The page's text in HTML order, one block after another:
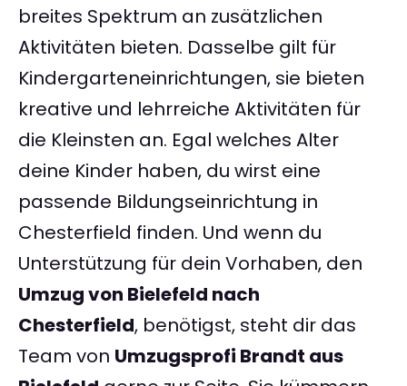
breites Spektrum an zusätzlichen
Aktivitäten bieten. Dasselbe gilt für
Kindergarteneinrichtungen, sie bieten
kreative und lehrreiche Aktivitäten für
die Kleinsten an. Egal welches Alter
deine Kinder haben, du wirst eine
passende Bildungseinrichtung in
Chesterfield finden. Und wenn du
Unterstützung für dein Vorhaben, den
Umzug von Bielefeld nach
Chesterfield, benötigst, steht dir das
Team von Umzugsprofi Brandt aus